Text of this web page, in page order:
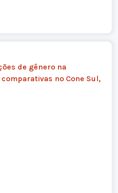
de gênero na
no Cone Sul,